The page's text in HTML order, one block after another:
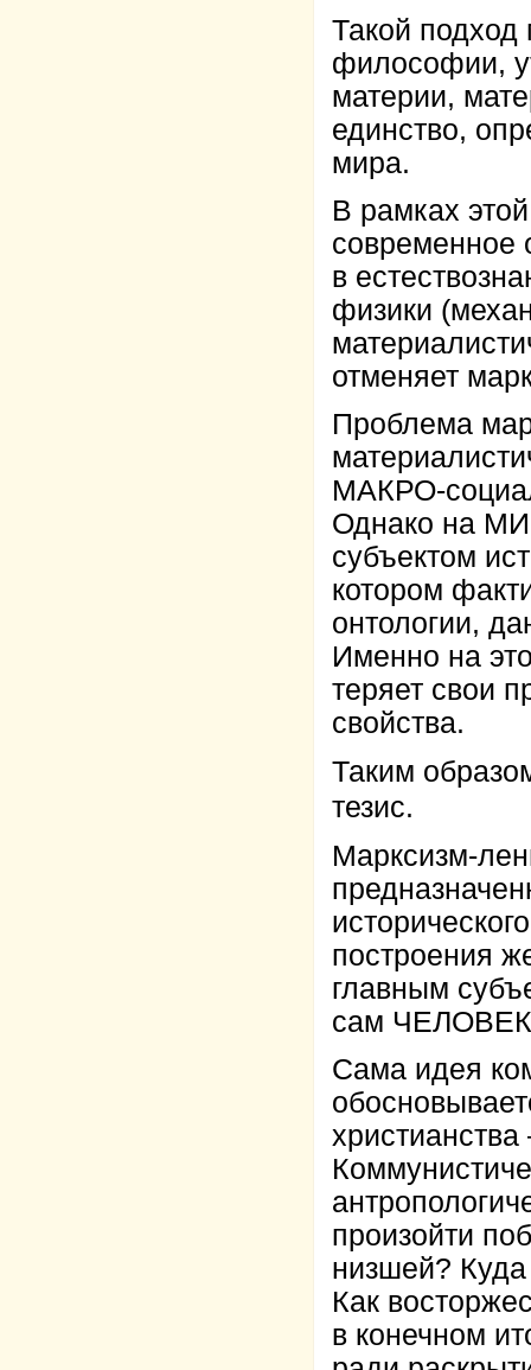
Такой подход
философии,
материи,
единство,
мира.
В рамках
современное
в
физики
отменяет
Проблема
МАКРО-
Однако на
субъектом
котором
онтологии,
Именно на
теряет свои
свойства.
Таким
тезис.
Марксизм-
построения
главным
сам
Сама идея
произойти
низшей? Куда
Как
в конечном